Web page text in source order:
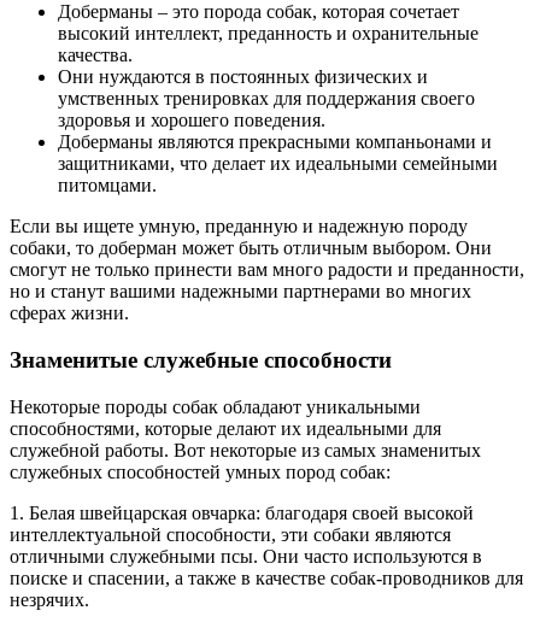
Доберманы – это порода собак, которая сочетает
высокий интеллект, преданность и охранительные
качества.
Они нуждаются в постоянных физических и
умственных тренировках для поддержания своего
здоровья и хорошего поведения.
Доберманы являются прекрасными компаньонами и
защитниками, что делает их идеальными семейными
питомцами.
Если вы ищете умную, преданную и надежную породу
собаки, то доберман может быть отличным выбором. Они
смогут не только принести вам много радости и преданности,
но и станут вашими надежными партнерами во многих
сферах жизни.
Знаменитые служебные способности
Некоторые породы собак обладают уникальными
способностями, которые делают их идеальными для
служебной работы. Вот некоторые из самых знаменитых
служебных способностей умных пород собак:
1. Белая швейцарская овчарка: благодаря своей высокой
интеллектуальной способности, эти собаки являются
отличными служебными псы. Они часто используются в
поиске и спасении, а также в качестве собак-проводников для
незрячих.